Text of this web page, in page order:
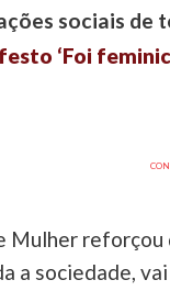
sociais de
‘Foi
Mulher reforçou
a sociedade,